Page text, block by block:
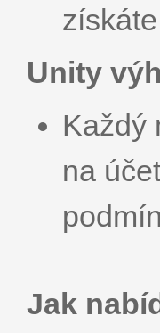
Unity
Každý
na
Jak